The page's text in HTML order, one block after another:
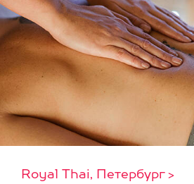
Royal Thai, Петербург >